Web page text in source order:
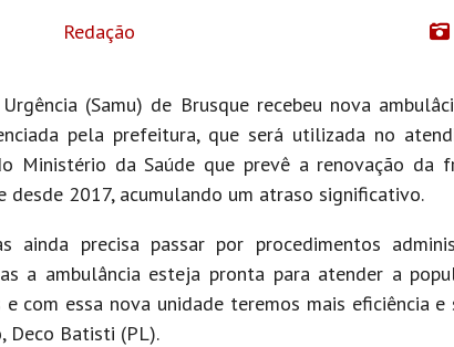
Redação
(Samu) de Brusque recebeu nova
pela prefeitura, que será utilizada no
Ministério da Saúde que prevê a renovação da
desde 2017, acumulando um atraso significativo.
precisa passar por procedimentos
a ambulância esteja pronta para atender a
com essa nova unidade teremos mais eficiência
Deco Batisti (PL).